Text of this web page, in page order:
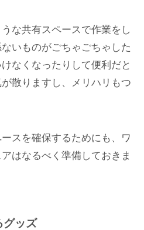
な共有スペースで作業をし
いものがごちゃごちゃした
なくなったりして便利だと
散りますし、メリハリもつ
スを確保するためにも、ワ
はなるべく準備しておきま
ッズ